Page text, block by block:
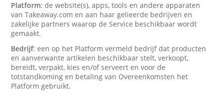
Platform: de website(s), apps, tools en andere apparaten
van Takeaway.com en aan haar gelieerde bedrijven en
zakelijke partners waarop de Service beschikbaar wordt
gemaakt.
Bedrijf: een op het Platform vermeld bedrijf dat producten
en aanverwante artikelen beschikbaar stelt, verkoopt,
bereidt, verpakt, kies en/of serveert en voor de
totstandkoming en betaling van Overeenkomsten het
Platform gebruikt.